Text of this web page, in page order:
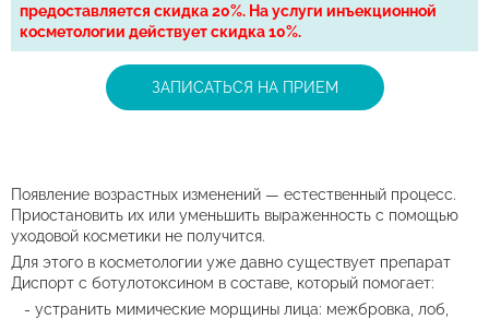
предоставляется скидка 20%. На услуги инъекционной
косметологии действует скидка 10%.
ЗАПИСАТЬСЯ НА ПРИЕМ
Появление возрастных изменений — естественный процесс.
Приостановить их или уменьшить выраженность с помощью
уходовой косметики не получится.
Для этого в косметологии уже давно существует препарат
Диспорт с ботулотоксином в составе, который помогает:
устранить мимические морщины лица: межбровка, лоб,